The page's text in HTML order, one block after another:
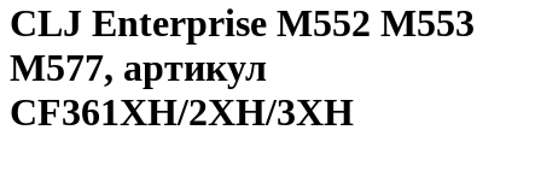
CLJ Enterprise M552 M553
M577, артикул
CF361XH/2XH/3XH